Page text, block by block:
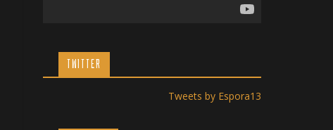
TWITTER
Tweets by Espora13